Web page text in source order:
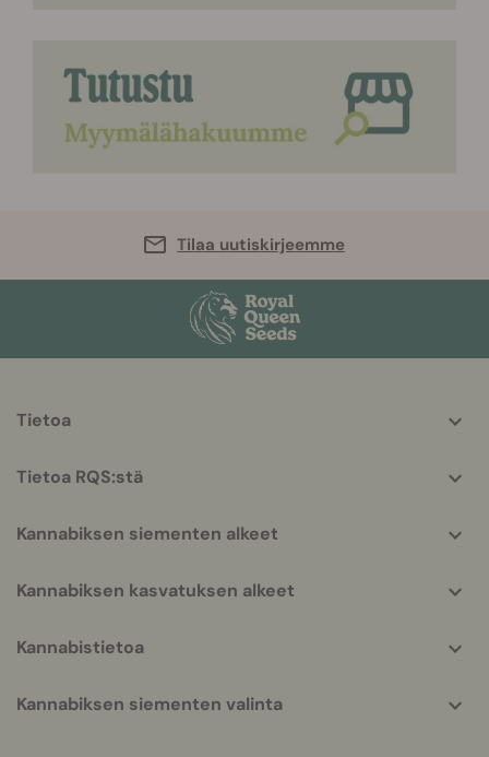
Tilaa uutiskirjeemme
helpful
Tietoa
Tietoa RQS:stä
Kannabiksen siementen alkeet
Kannabiksen kasvatuksen alkeet
Kannabistietoa
Kannabiksen siementen valinta